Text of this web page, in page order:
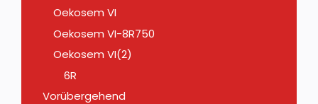
Oekosem VI
Oekosem VI-8R750
Oekosem VI(2)
6R
Vorübergehend